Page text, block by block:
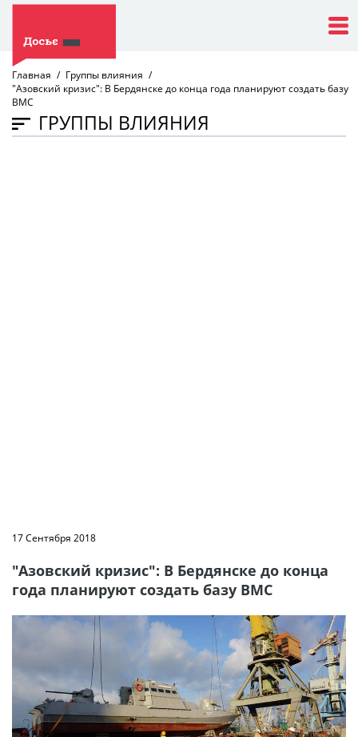
Главная
Группы влияния
"Азовский кризис": В Бердянске до конца года планируют создать базу
ВМС
ГРУППЫ ВЛИЯНИЯ
17 Сентября 2018
"Азовский кризис": В Бердянске до конца
года планируют создать базу ВМС